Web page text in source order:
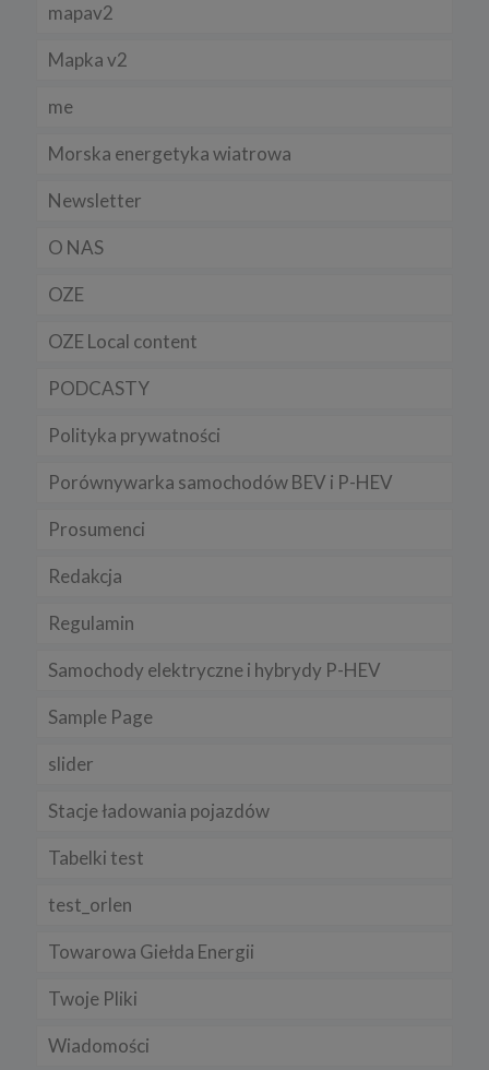
mapav2
Mapka v2
me
Morska energetyka wiatrowa
Newsletter
O NAS
OZE
OZE Local content
PODCASTY
Polityka prywatności
Porównywarka samochodów BEV i P-HEV
Prosumenci
Redakcja
Regulamin
Samochody elektryczne i hybrydy P-HEV
Sample Page
slider
Stacje ładowania pojazdów
Tabelki test
test_orlen
Towarowa Giełda Energii
Twoje Pliki
Wiadomości